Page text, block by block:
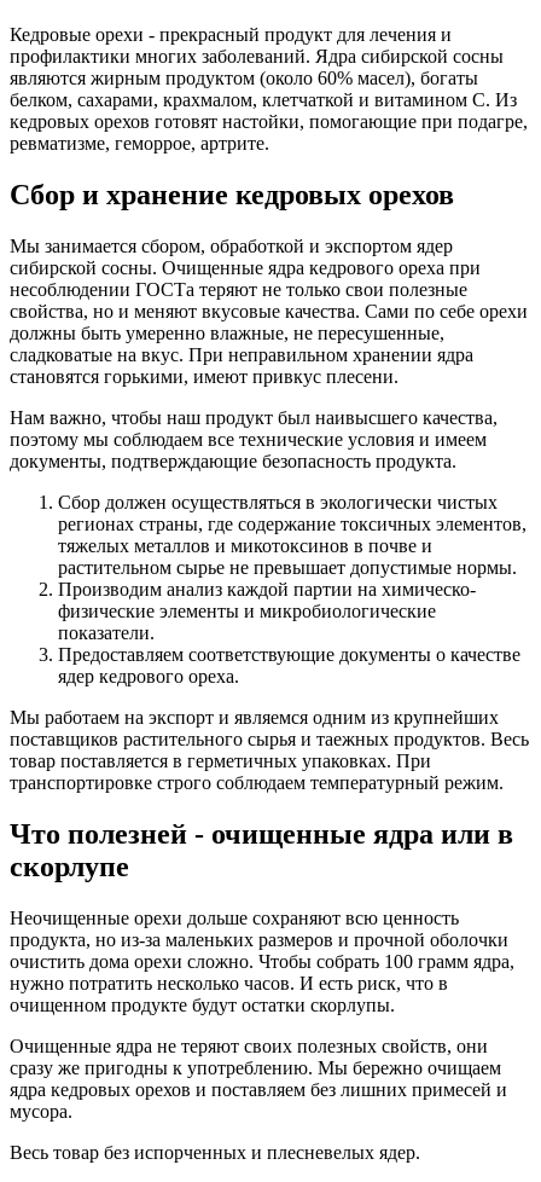
Кедровые орехи - прекрасный продукт для лечения и
профилактики многих заболеваний. Ядра сибирской сосны
являются жирным продуктом (около 60% масел), богаты
белком, сахарами, крахмалом, клетчаткой и витамином С. Из
кедровых орехов готовят настойки, помогающие при подагре,
ревматизме, геморрое, артрите.
Сбор и хранение кедровых орехов
Мы занимается сбором, обработкой и экспортом ядер
сибирской сосны. Очищенные ядра кедрового ореха при
несоблюдении ГОСТа теряют не только свои полезные
свойства, но и меняют вкусовые качества. Сами по себе орехи
должны быть умеренно влажные, не пересушенные,
сладковатые на вкус. При неправильном хранении ядра
становятся горькими, имеют привкус плесени.
Нам важно, чтобы наш продукт был наивысшего качества,
поэтому мы соблюдаем все технические условия и имеем
документы, подтверждающие безопасность продукта.
Сбор должен осуществляться в экологически чистых
регионах страны, где содержание токсичных элементов,
тяжелых металлов и микотоксинов в почве и
растительном сырье не превышает допустимые нормы.
Производим анализ каждой партии на химическо-
физические элементы и микробиологические
показатели.
Предоставляем соответствующие документы о качестве
ядер кедрового ореха.
Мы работаем на экспорт и являемся одним из крупнейших
поставщиков растительного сырья и таежных продуктов. Весь
товар поставляется в герметичных упаковках. При
транспортировке строго соблюдаем температурный режим.
Что полезней - очищенные ядра или в
скорлупе
Неочищенные орехи дольше сохраняют всю ценность
продукта, но из-за маленьких размеров и прочной оболочки
очистить дома орехи сложно. Чтобы собрать 100 грамм ядра,
нужно потратить несколько часов. И есть риск, что в
очищенном продукте будут остатки скорлупы.
Очищенные ядра не теряют своих полезных свойств, они
сразу же пригодны к употреблению. Мы бережно очищаем
ядра кедровых орехов и поставляем без лишних примесей и
мусора.
Весь товар без испорченных и плесневелых ядер.